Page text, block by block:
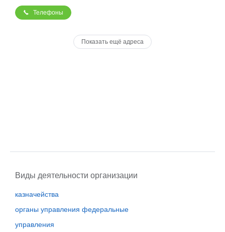
Телефоны
Показать ещё адреса
Виды деятельности организации
казначейства
органы управления федеральные
управления